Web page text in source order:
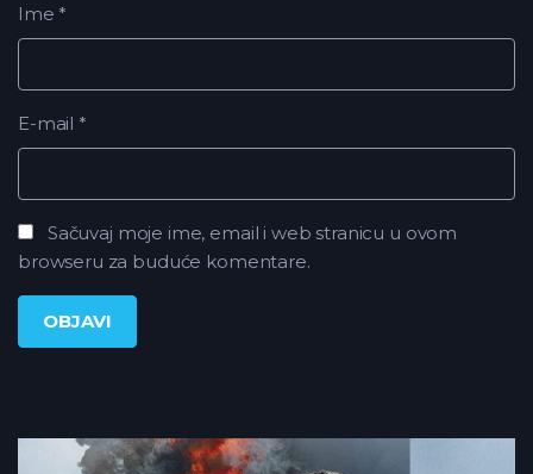
Ime *
E-mail *
Sačuvaj moje ime, email i web stranicu u ovom
browseru za buduće komentare.